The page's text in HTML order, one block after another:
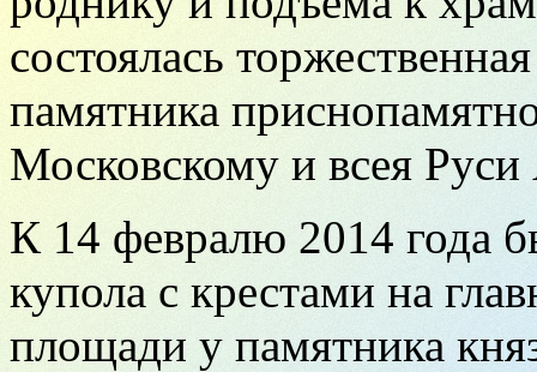
состоялась
памятника
Московскому и всея
К 14 февралю 2014 года
купола с крестами на
площади у памятника